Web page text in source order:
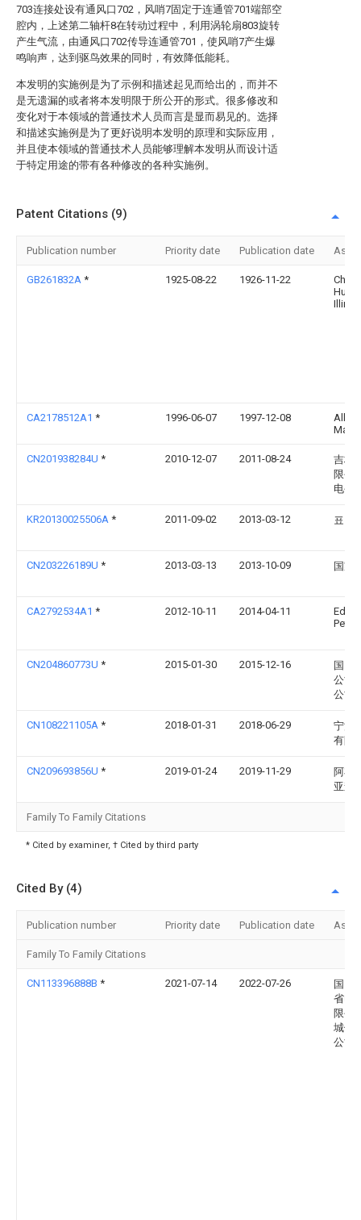
703连接处设有通风口702，风哨7固定于连通管701端部空
腔内，上述第二轴杆8在转动过程中，利用涡轮扇803旋转
产生气流，由通风口702传导连通管701，使风哨7产生爆
鸣响声，达到驱鸟效果的同时，有效降低能耗。
本发明的实施例是为了示例和描述起见而给出的，而并不
是无遗漏的或者将本发明限于所公开的形式。很多修改和
变化对于本领域的普通技术人员而言是显而易见的。选择
和描述实施例是为了更好说明本发明的原理和实际应用，
并且使本领域的普通技术人员能够理解本发明从而设计适
于特定用途的带有各种修改的各种实施例。
Patent Citations (9)
Publication number Priority date Publication date
GB261832A * 1925-08-22 1926-11-22
CA2178512A1 * 1996-06-07 1997-12-08
CN201938284U * 2010-12-07 2011-08-24
吉林
限公
电公
KR20130025506A * 2011-09-02 2013-03-12 표창
CN203226189U * 2013-03-13 2013-10-09 国家
CA2792534A1 * 2012-10-11 2014-04-11
CN204860773U * 2015-01-30 2015-12-16
国网
公司
公司
CN108221105A * 2018-01-31 2018-06-29
宁波
有限
CN209693856U * 2019-01-24 2019-11-29
阿布
亚森
Family To Family Citations
* Cited by examiner, † Cited by third party
Cited By (4)
Publication number Priority date Publication date
Family To Family Citations
CN113396888B * 2021-07-14 2022-07-26
国网
省电
限公
城供
公司